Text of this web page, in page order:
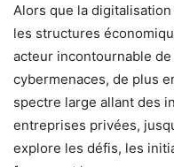
Alors que la
les structures
acteur incontournable
cybermenaces, de plus
spectre large allant des
entreprises privées,
explore les défis, les